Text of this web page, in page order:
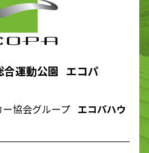
合運動公園 エコパ
協会グループ エコパハウ